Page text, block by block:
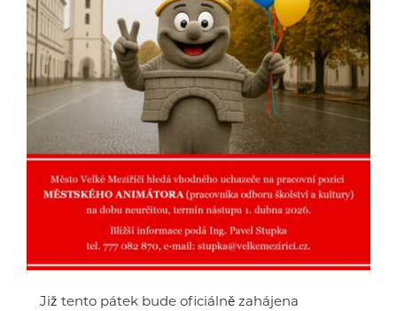
Již tento pátek bude oficiálně zahájena